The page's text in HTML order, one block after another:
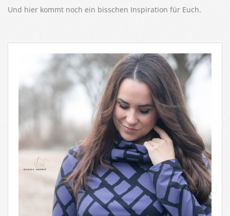
Und hier kommt noch ein bisschen Inspiration für Euch.